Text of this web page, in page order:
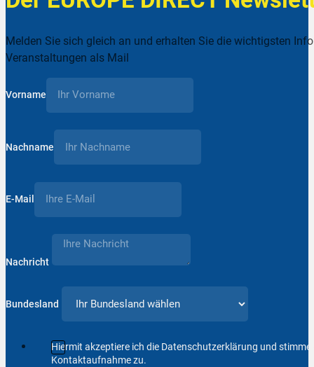
Melden Sie sich gleich an und erhalten Sie die wichtigsten
Veranstaltungen als Mail
Vorname
Nachname
E-Mail
Nachricht
Bundesland
Hiermit akzeptiere ich die Datenschutzerklärung und
Kontaktaufnahme zu.